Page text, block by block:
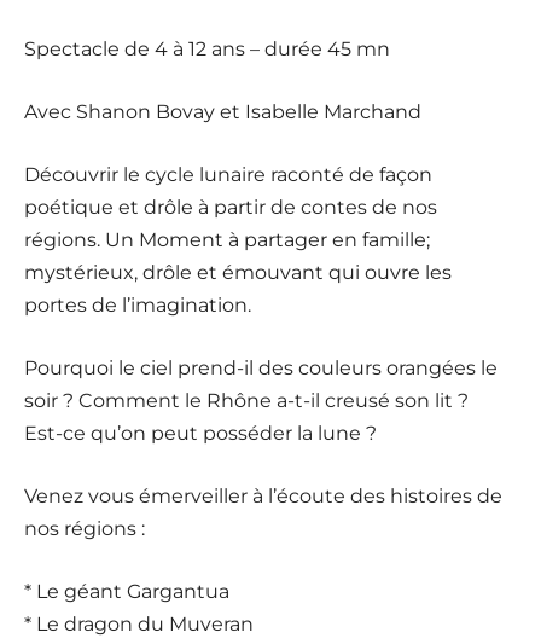
Spectacle de 4 à 12 ans – durée 45 mn
Avec Shanon Bovay et Isabelle Marchand
Découvrir le cycle lunaire raconté de façon
poétique et drôle à partir de contes de nos
régions. Un Moment à partager en famille;
mystérieux, drôle et émouvant qui ouvre les
portes de l’imagination.
Pourquoi le ciel prend-il des couleurs orangées le
soir ? Comment le Rhône a-t-il creusé son lit ?
Est-ce qu’on peut posséder la lune ?
Venez vous émerveiller à l’écoute des histoires de
nos régions :
* Le géant Gargantua
* Le dragon du Muveran